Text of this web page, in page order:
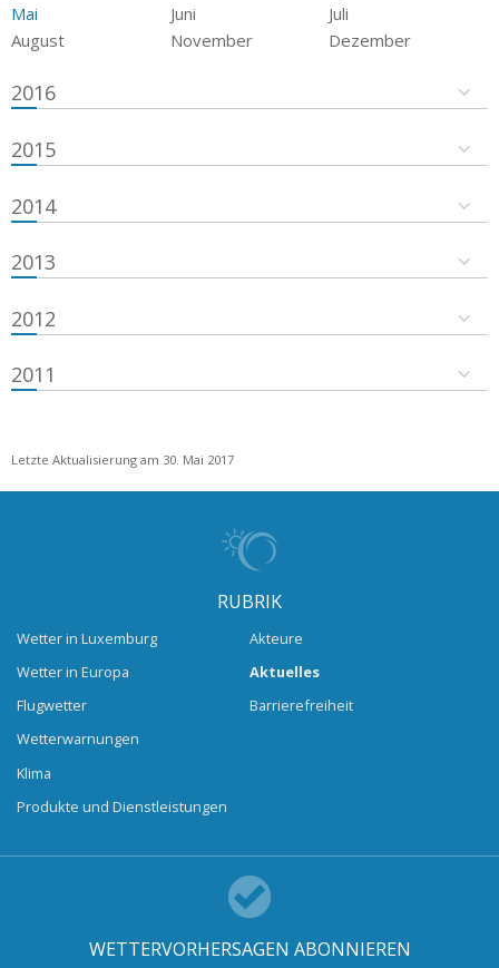
Mai
Juni
Juli
August
November Dezember
2016
2015
2014
2013
2012
2011
Letzte Aktualisierung am 30. Mai 2017
RUBRIK
Wetter in Luxemburg
Wetter in Europa
Flugwetter
Wetterwarnungen
Klima
Produkte und Dienstleistungen
Akteure
Aktuelles
Barrierefreiheit
WETTERVORHERSAGEN ABONNIEREN